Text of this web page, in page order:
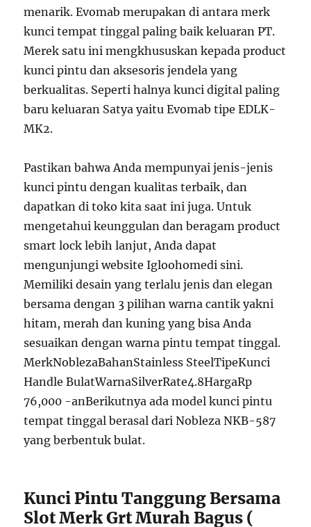
menarik. Evomab merupakan di antara merk
kunci tempat tinggal paling baik keluaran PT.
Merek satu ini mengkhususkan kepada product
kunci pintu dan aksesoris jendela yang
berkualitas. Seperti halnya kunci digital paling
baru keluaran Satya yaitu Evomab tipe EDLK-
MK2.
Pastikan bahwa Anda mempunyai jenis-jenis
kunci pintu dengan kualitas terbaik, dan
dapatkan di toko kita saat ini juga. Untuk
mengetahui keunggulan dan beragam product
smart lock lebih lanjut, Anda dapat
mengunjungi website Igloohomedi sini.
Memiliki desain yang terlalu jenis dan elegan
bersama dengan 3 pilihan warna cantik yakni
hitam, merah dan kuning yang bisa Anda
sesuaikan dengan warna pintu tempat tinggal.
MerkNoblezaBahanStainless SteelTipeKunci
Handle BulatWarnaSilverRate4.8HargaRp
76,000 -anBerikutnya ada model kunci pintu
tempat tinggal berasal dari Nobleza NKB-587
yang berbentuk bulat.
Kunci Pintu Tanggung Bersama
Slot Merk Grt Murah Bagus (